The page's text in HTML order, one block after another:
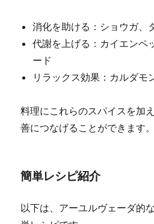
消化を助ける：ショウガ、
代謝を上げる：カイエンペ
ード
リラックス効果：カルダモ
料理にこれらのスパイスを加
善につなげることができます。
簡単レシピ紹介
以下は、アーユルヴェーダ的